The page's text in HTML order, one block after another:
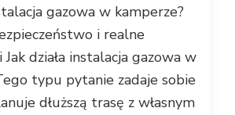
gazowa w kamperze?
i realne
Jak działa instalacja gazowa w
typu pytanie zadaje sobie
dłuższą trasę z własnym